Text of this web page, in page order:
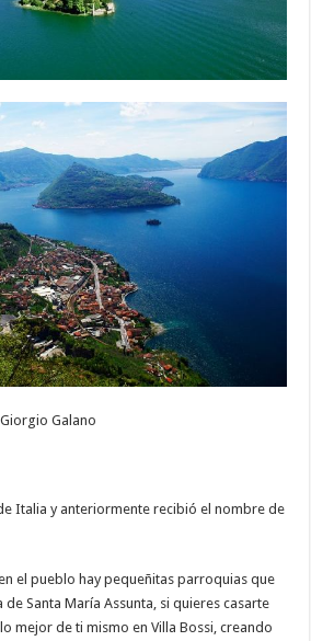
, Giorgio Galano
Italia y anteriormente recibió el nombre de
el pueblo hay pequeñitas parroquias que
Santa María Assunta, si quieres casarte
mejor de ti mismo en Villa Bossi, creando